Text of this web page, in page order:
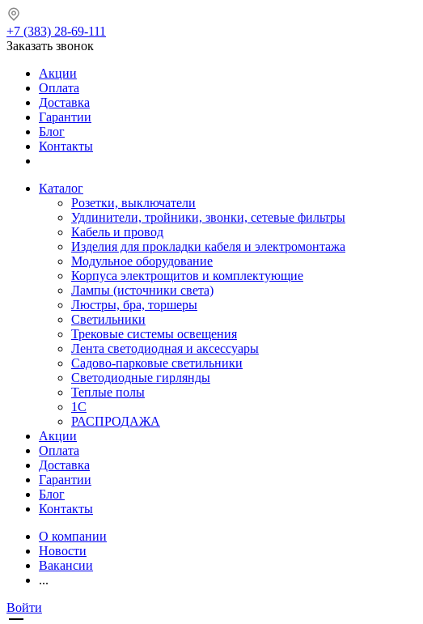
+7 (383) 28-69-111
Заказать звонок
Акции
Оплата
Доставка
Гарантии
Блог
Контакты
Каталог
Розетки, выключатели
Удлинители, тройники, звонки, сетевые фильтры
Кабель и провод
Изделия для прокладки кабеля и электромонтажа
Модульное оборудование
Корпуса электрощитов и комплектующие
Лампы (источники света)
Люстры, бра, торшеры
Светильники
Трековые системы освещения
Лента светодиодная и аксессуары
Садово-парковые светильники
Светодиодные гирлянды
Теплые полы
1С
РАСПРОДАЖА
Акции
Оплата
Доставка
Гарантии
Блог
Контакты
О компании
Новости
Вакансии
...
Войти